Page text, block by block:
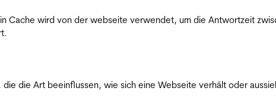
Cache wird von der webseite verwendet, um die Antwortzeit
die Art beeinflussen, wie sich eine Webseite verhält oder